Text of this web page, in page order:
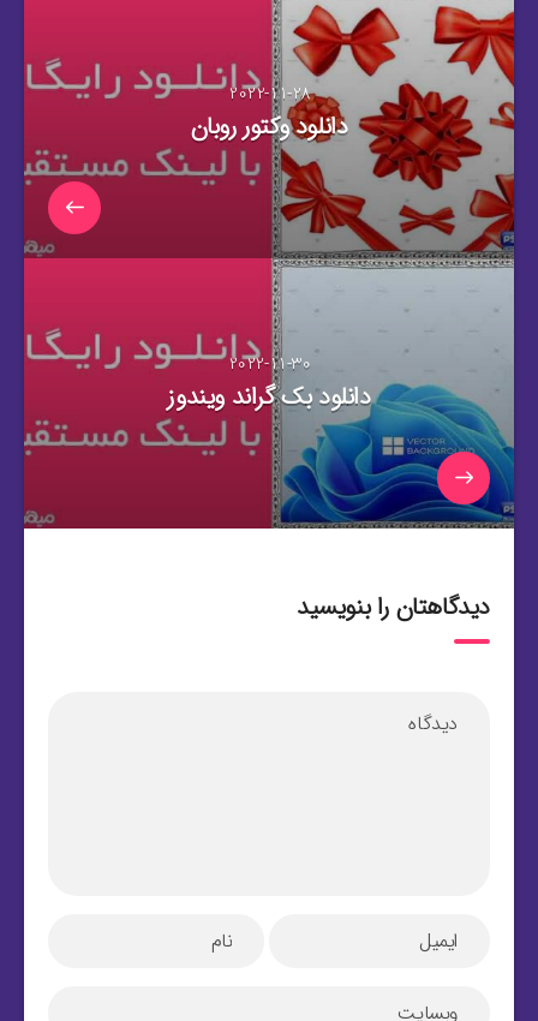
2022-11-28
دانلود وکتور روبان
2022-11-30
دانلود بک گراند ویندوز
دیدگاهتان را بنویسید